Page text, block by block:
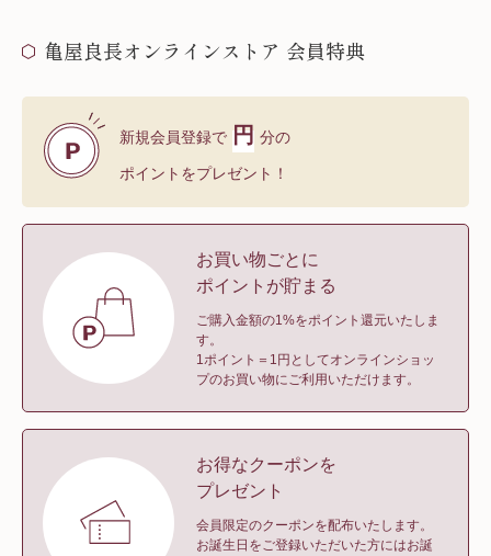
亀屋良長オンラインストア 会員特典
新規会員登録で 円 分の
ポイントをプレゼント！
お買い物ごとに
ポイントが貯まる
ご購入金額の1%をポイント還元いたしま
す。
1ポイント＝1円としてオンラインショッ
プのお買い物にご利用いただけます。
お得なクーポンを
プレゼント
会員限定のクーポンを配布いたします。
お誕生日をご登録いただいた方にはお誕